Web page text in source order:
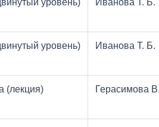
уровень)
Иванова Т. Б.
уровень)
Иванова Т. Б.
(лекция) Герасимова